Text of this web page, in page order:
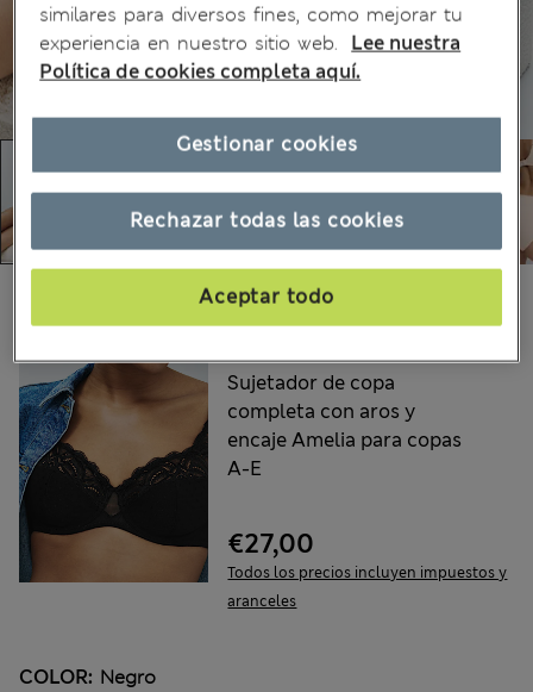
Escoge tus productos:
Sujetador de copa
completa con aros y
encaje Amelia para copas
A-E
€27,00
Todos los precios incluyen impuestos y
aranceles
COLOR: Negro
similares para diversos fines, como mejorar tu
experiencia en nuestro sitio web.
Lee nuestra
Política de cookies completa aquí.
Rechazar todas las cookies
Aceptar todo
Gestionar cookies